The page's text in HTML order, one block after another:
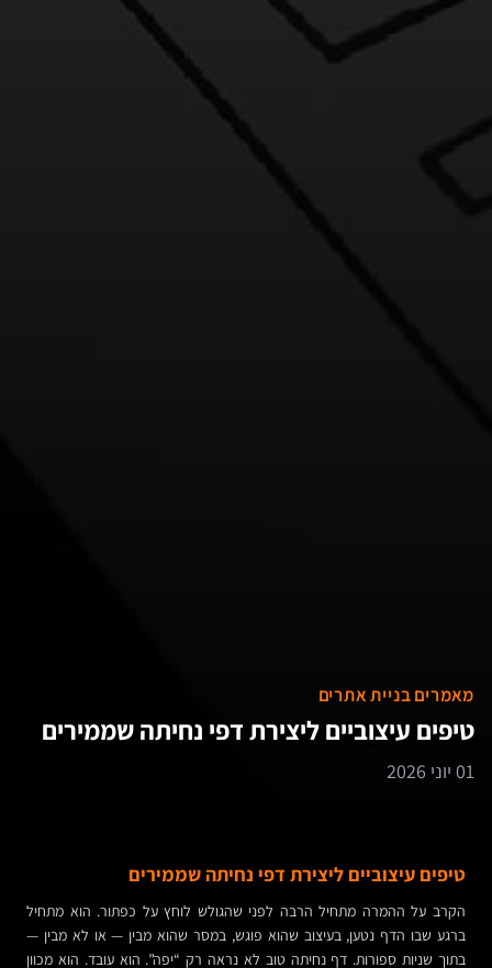
מאמרים בניית אתרים
טיפים עיצוביים ליצירת דפי נחיתה שממירים
01 יוני 2026
טיפים עיצוביים ליצירת דפי נחיתה שממירים
הקרב על ההמרה מתחיל הרבה לפני שהגולש לוחץ על כפתור. הוא מתחיל
ברגע שבו הדף נטען, בעיצוב שהוא פוגש, במסר שהוא מבין — או לא מבין —
בתוך שניות ספורות. דף נחיתה טוב לא נראה רק “יפה”. הוא עובד. הוא מכוון